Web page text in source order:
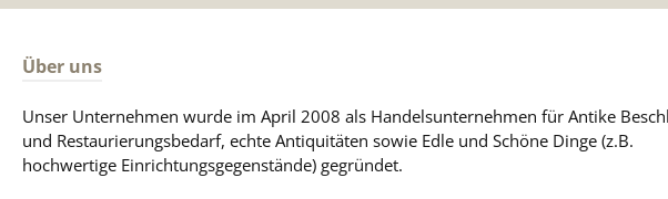
Über uns
Unser Unternehmen wurde im April 2008 als Handelsunternehmen für Antike
und Restaurierungsbedarf, echte Antiquitäten sowie Edle und Schöne Dinge (z.B.
hochwertige Einrichtungsgegenstände) gegründet.